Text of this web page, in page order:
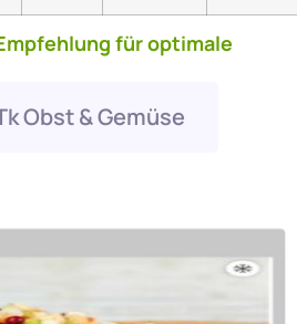
für optimale
Obst & Gemüse